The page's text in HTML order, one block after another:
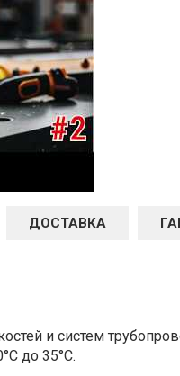
ДОСТАВКА
и систем
до 35°С.